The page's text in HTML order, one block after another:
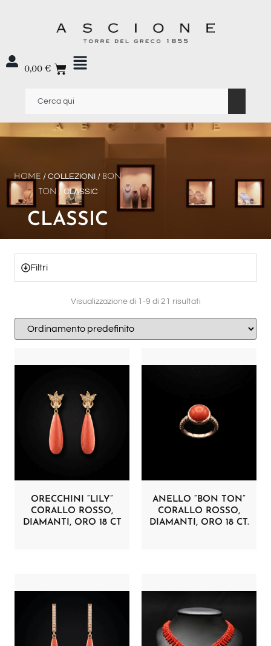
0,00€
HOME / COLLEZIONI / BON
TON / CLASSIC
CLASSIC
Filtri
Visualizzazione di 1-9 di 21 risultati
ORECCHINI “LILY”
CORALLO ROSSO,
DIAMANTI, ORO 18 CT
ANELLO “BON TON”
CORALLO ROSSO,
DIAMANTI, ORO 18 CT.